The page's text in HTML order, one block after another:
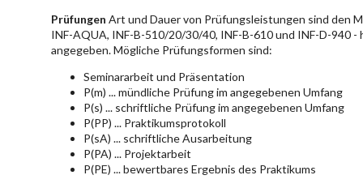
Prüfungen Art und Dauer von Prüfungsleistungen sind den
INF-AQUA, INF-B-510/20/30/40, INF-B-610 und INF-D-940
angegeben. Mögliche Prüfungsformen sind:
Seminararbeit und Präsentation
P(m) ... mündliche Prüfung im angegebenen Umfang
P(s) ... schriftliche Prüfung im angegebenen Umfang
P(PP) ... Praktikumsprotokoll
P(sA) ... schriftliche Ausarbeitung
P(PA) ... Projektarbeit
P(PE) ... bewertbares Ergebnis des Praktikums